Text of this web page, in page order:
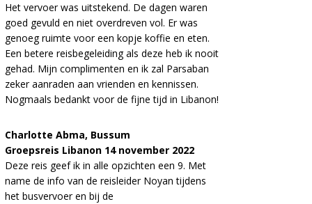
Het vervoer was uitstekend. De dagen waren
goed gevuld en niet overdreven vol. Er was
genoeg ruimte voor een kopje koffie en eten.
Een betere reisbegeleiding als deze heb ik nooit
gehad. Mijn complimenten en ik zal Parsaban
zeker aanraden aan vrienden en kennissen.
Nogmaals bedankt voor de fijne tijd in Libanon!
Charlotte Abma, Bussum
Groepsreis Libanon 14 november 2022
Deze reis geef ik in alle opzichten een 9. Met
name de info van de reisleider Noyan tijdens
het busvervoer en bij de